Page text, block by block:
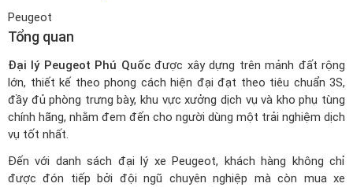
Peugeot
Tổng quan
Đại lý Peugeot Phú Quốcđược xây dựng trên mảnh đất rộng
lớn, thiết kế theo phong cách hiện đại đạt theo tiêu chuẩn 3S,
đầy đủ phòng trưng bày, khu vực xưởng dịch vụ và kho phụ tùng
chính hãng, nhằm đem đến cho người dùng một trải nghiệm dịch
vụ tốt nhất.
Đến với danh sách đại lý xe Peugeot, khách hàng không chỉ
được đón tiếp bởi đội ngũ chuyên nghiệp mà còn mua xe